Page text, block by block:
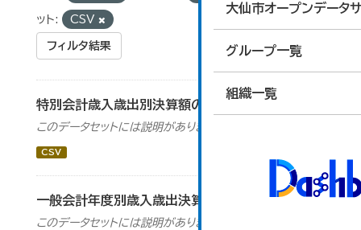
大仙市オープンデータ
グループ一覧
組織一覧
ット: CSV
フィルタ結果
特別会計歳入歳出別決算額の推移
このデータセットには説明がありません
CSV
一般会計年度別歳入歳出決算額の推移
このデータセットには説明がありません